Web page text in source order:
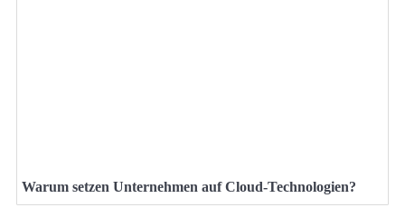
Warum setzen Unternehmen auf Cloud-Technologien?